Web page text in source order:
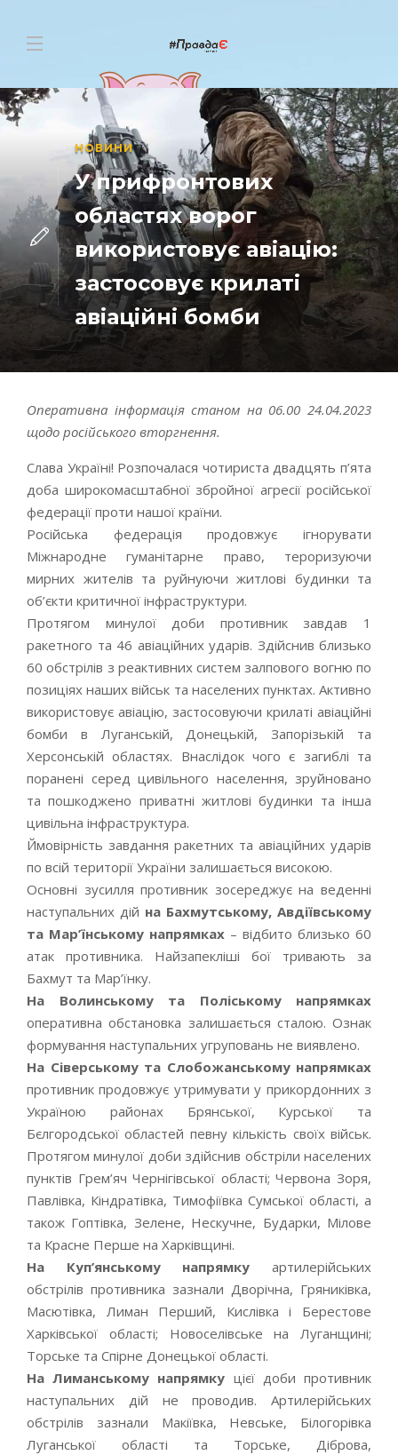
НОВИНИ
У прифронтових
областях ворог
використовує авіацію:
застосовує крилаті
авіаційні бомби
Оперативна інформація станом на 06.00 24.04.2023
щодо російського вторгнення.
Слава Україні! Розпочалася чотириста двадцять п’ята
доба широкомасштабної збройної агресії російської
федерації проти нашої країни.
Російська федерація продовжує ігнорувати
Міжнародне гуманітарне право, тероризуючи
мирних жителів та руйнуючи житлові будинки та
об’єкти критичної інфраструктури.
Протягом минулої доби противник завдав 1
ракетного та 46 авіаційних ударів. Здійснив близько
60 обстрілів з реактивних систем залпового вогню по
позиціях наших військ та населених пунктах. Активно
використовує авіацію, застосовуючи крилаті авіаційні
бомби в Луганській, Донецькій, Запорізькій та
Херсонській областях. Внаслідок чого є загиблі та
поранені серед цивільного населення, зруйновано
та пошкоджено приватні житлові будинки та інша
цивільна інфраструктура.
Ймовірність завдання ракетних та авіаційних ударів
по всій території України залишається високою.
Основні зусилля противник зосереджує на веденні
наступальних дій на Бахмутському, Авдіївському
та Мар’їнському напрямках – відбито близько 60
атак противника. Найзапекліші бої тривають за
Бахмут та Мар’їнку.
На Волинському та Поліському напрямках
оперативна обстановка залишається сталою. Ознак
формування наступальних угруповань не виявлено.
На Сіверському та Слобожанському напрямках
противник продовжує утримувати у прикордонних з
Україною районах Брянської, Курської та
Бєлгородської областей певну кількість своїх військ.
Протягом минулої доби здійснив обстріли населених
пунктів Грем’яч Чернігівської області; Червона Зоря,
Павлівка, Кіндратівка, Тимофіївка Сумської області, а
також Гоптівка, Зелене, Нескучне, Бударки, Мілове
та Красне Перше на Харківщині.
На Куп’янському напрямку артилерійських
обстрілів противника зазнали Дворічна, Гряниківка,
Масютівка, Лиман Перший, Кислівка і Берестове
Харківської області; Новоселівське на Луганщині;
Торське та Спірне Донецької області.
На Лиманському напрямку цієї доби противник
наступальних дій не проводив. Артилерійських
обстрілів зазнали Макіївка, Невське, Білогорівка
Луганської області та Торське, Діброва,